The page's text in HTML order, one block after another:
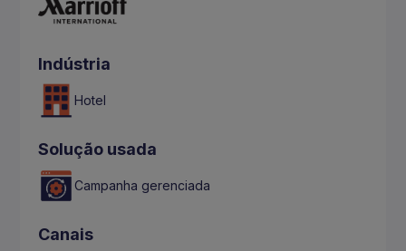
Indústria
Hotel
Solução usada
Campanha gerenciada
Canais